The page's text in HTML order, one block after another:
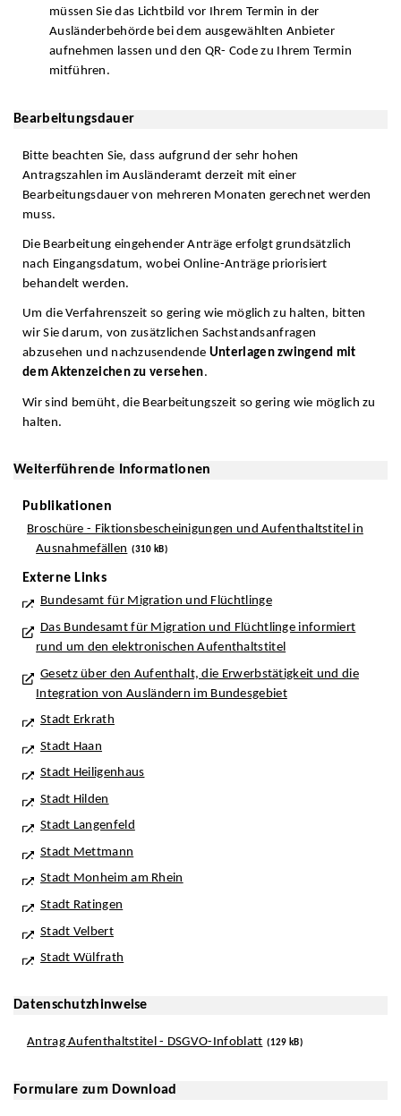
müssen Sie das Lichtbild vor Ihrem Termin in der
Ausländerbehörde bei dem ausgewählten Anbieter
aufnehmen lassen und den QR- Code zu Ihrem Termin
mitführen.
Bearbeitungsdauer
Bitte beachten Sie, dass aufgrund der sehr hohen
Antragszahlen im Ausländeramt derzeit mit einer
Bearbeitungsdauer von mehreren Monaten gerechnet werden
muss.
Die Bearbeitung eingehender Anträge erfolgt grundsätzlich
nach Eingangsdatum, wobei Online-Anträge priorisiert
behandelt werden.
Um die Verfahrenszeit so gering wie möglich zu halten, bitten
wir Sie darum, von zusätzlichen Sachstandsanfragen
abzusehen und nachzusendende Unterlagen zwingend mit
dem Aktenzeichen zu versehen.
Wir sind bemüht, die Bearbeitungszeit so gering wie möglich zu
halten.
Weiterführende Informationen
Publikationen
Broschüre - Fiktionsbescheinigungen und Aufenthaltstitel in
Ausnahmefällen (310 kB)
Externe Links
Bundesamt für Migration und Flüchtlinge
Das Bundesamt für Migration und Flüchtlinge informiert
rund um den elektronischen Aufenthaltstitel
Gesetz über den Aufenthalt, die Erwerbstätigkeit und die
Integration von Ausländern im Bundesgebiet
Stadt Erkrath
Stadt Haan
Stadt Heiligenhaus
Stadt Hilden
Stadt Langenfeld
Stadt Mettmann
Stadt Monheim am Rhein
Stadt Ratingen
Stadt Velbert
Stadt Wülfrath
Datenschutzhinweise
Antrag Aufenthaltstitel - DSGVO-Infoblatt (129 kB)
Formulare zum Download